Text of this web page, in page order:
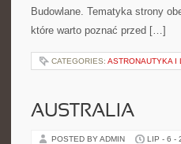
Budowlane. Tematyka strony
które warto poznać przed […]
CATEGORIES: ASTRONAUTYKA I
AUSTRALIA
POSTED BY ADMIN LIP - 6 -